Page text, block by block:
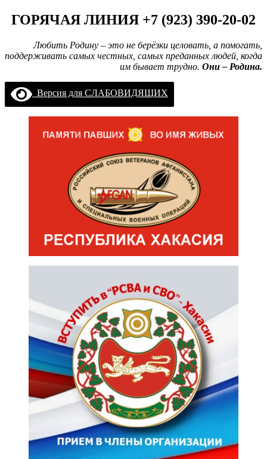
ГОРЯЧАЯ ЛИНИЯ +7 (923) 390-20-02
Любить Родину – это не берёзки целовать, а помогать,
поддерживать самых честных, самых преданных людей, когда
им бывает трудно. Они – Родина.
Версия для СЛАБОВИДЯЩИХ